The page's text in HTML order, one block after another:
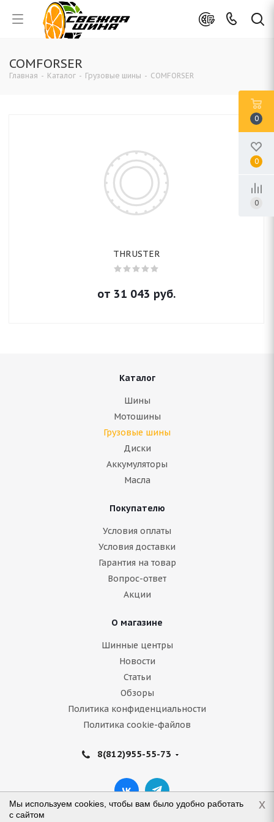
COMFORSER
Главная - Каталог - Грузовые шины - COMFORSER
THRUSTER
от 31 043 руб.
Каталог
Шины
Мотошины
Грузовые шины
Диски
Аккумуляторы
Масла
Покупателю
Условия оплаты
Условия доставки
Гарантия на товар
Вопрос-ответ
Акции
О магазине
Шинные центры
Новости
Статьи
Обзоры
Политика конфиденциальности
Политика cookie-файлов
8(812)955-55-73
0
0
0
Мы используем cookies, чтобы вам было удобно работать
с сайтом
x